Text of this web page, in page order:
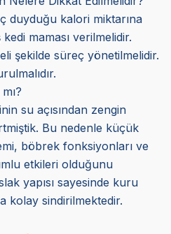
duyduğu kalori miktarına
maması verilmelidir.
şekilde süreç yönetilmelidir.
su açısından zengin
Bu nedenle küçük
böbrek fonksiyonları ve
etkileri olduğunu
yapısı sayesinde kuru
kolay sindirilmektedir.